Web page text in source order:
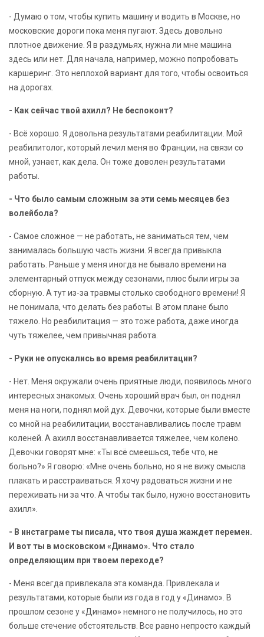
- Думаю о том, чтобы купить машину и водить в Москве, но
московские дороги пока меня пугают. Здесь довольно
плотное движение. Я в раздумьях, нужна ли мне машина
здесь или нет. Для начала, например, можно попробовать
каршеринг. Это неплохой вариант для того, чтобы освоиться
на дорогах.
- Как сейчас твой ахилл? Не беспокоит?
- Всё хорошо. Я довольна результатами реабилитации. Мой
реабилитолог, который лечил меня во Франции, на связи со
мной, узнает, как дела. Он тоже доволен результатами
работы.
- Что было самым сложным за эти семь месяцев без
волейбола?
- Самое сложное — не работать, не заниматься тем, чем
занималась большую часть жизни. Я всегда привыкла
работать. Раньше у меня иногда не бывало времени на
элементарный отпуск между сезонами, плюс были игры за
сборную. А тут из-за травмы столько свободного времени! Я
не понимала, что делать без работы. В этом плане было
тяжело. Но реабилитация — это тоже работа, даже иногда
чуть тяжелее, чем привычная работа.
- Руки не опускались во время реабилитации?
- Нет. Меня окружали очень приятные люди, появилось много
интересных знакомых. Очень хороший врач был, он поднял
меня на ноги, поднял мой дух. Девочки, которые были вместе
со мной на реабилитации, восстанавливались после травм
коленей. А ахилл восстанавливается тяжелее, чем колено.
Девочки говорят мне: «Ты всё смеешься, тебе что, не
больно?» Я говорю: «Мне очень больно, но я не вижу смысла
плакать и расстраиваться. Я хочу радоваться жизни и не
переживать ни за что. А чтобы так было, нужно восстановить
ахилл».
- В инстаграме ты писала, что твоя душа жаждет перемен.
И вот ты в московском «Динамо». Что стало
определяющим при твоем переходе?
- Меня всегда привлекала эта команда. Привлекала и
результатами, которые были из года в год у «Динамо». В
прошлом сезоне у «Динамо» немного не получилось, но это
больше стечение обстоятельств. Все равно непросто каждый